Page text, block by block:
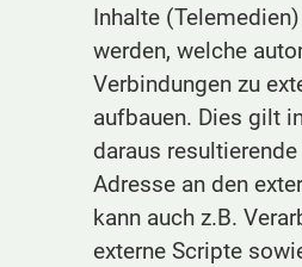
Inhalte
werden, welche
Verbindungen zu
aufbauen. Dies gilt
daraus
Adresse an den
kann auch z.B.
externe Scripte